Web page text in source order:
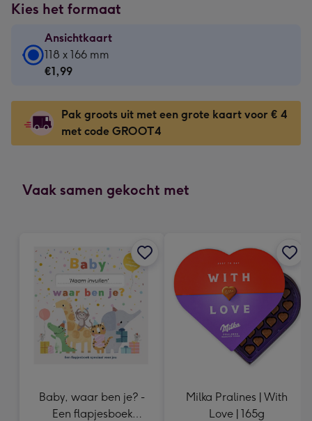
Kies het formaat
Ansichtkaart
Ansichtkaart
-
-
118
x
-
166
mm
118 x 166 mm
€1,99
Pak groots uit met een grote kaart voor € 4
met code GROOT4
Vaak samen gekocht met
Baby, waar ben je? -
Een flapjesboek
Milka Pralines | With
Love | 165g